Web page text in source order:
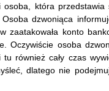
osoba, która
dzwoniąca
zaatakowała konto
Oczywiście osoba
również cały czas
dlatego nie